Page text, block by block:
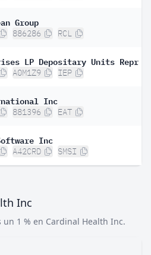
Group
886286 RCL
A0M1Z9 IEP
Inc
881396 EAT
Inc
A42CRD SMSI
Inc
un 1 % en Cardinal Health Inc.